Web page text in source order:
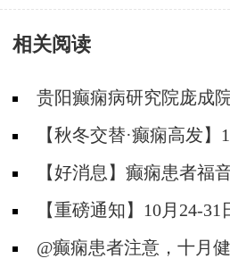
名医亲临筑城，多学科破
预约中
相关阅读
贵阳癫痫病研究院庞成
CAAE国际癫痫论坛暨协会
【秋冬交替·癫痫高发
的北京三甲名医，携手贵
约！
【好消息】癫痫患者福
价专项检查+京黔专家免费
申请！
【重磅通知】10月24-
全额救助+京黔名医免费亲
@癫痫患者注意，十月